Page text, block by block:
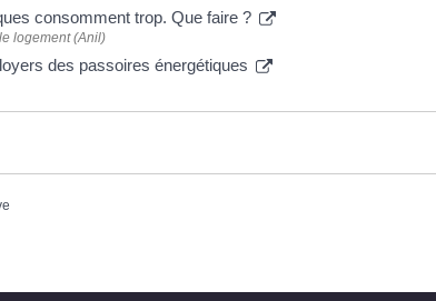
consomment trop. Que faire ?
logement (Anil)
des passoires énergétiques